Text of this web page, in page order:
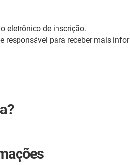
eletrônico de inscrição.
responsável para receber mais